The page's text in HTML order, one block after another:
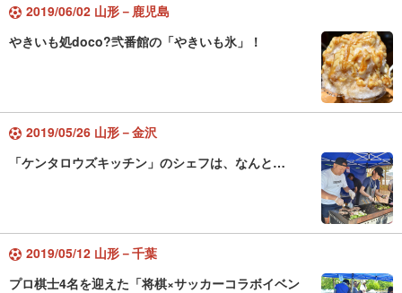
2019/06/02 山形－鹿児島
やきいも処doco?弐番館の「やきいも氷」！
2019/05/26 山形－金沢
「ケンタロウズキッチン」のシェフは、なんと…
2019/05/12 山形－千葉
プロ棋士4名を迎えた「将棋×サッカーコラボイベン